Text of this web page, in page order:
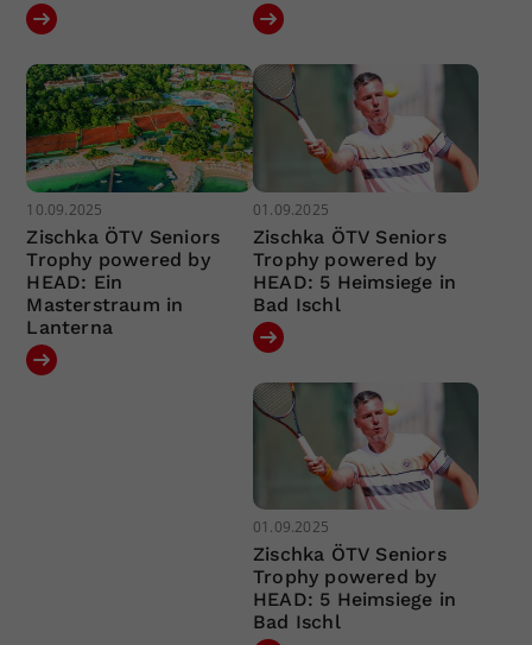
10.09.2025
Zischka ÖTV Seniors
Trophy powered by
HEAD: Ein
Masterstraum in
Lanterna
01.09.2025
Zischka ÖTV Seniors
Trophy powered by
HEAD: 5 Heimsiege in
Bad Ischl
01.09.2025
Zischka ÖTV Seniors
Trophy powered by
HEAD: 5 Heimsiege in
Bad Ischl